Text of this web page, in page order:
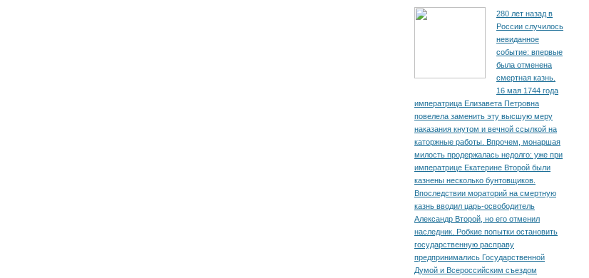
280 лет назад в
России случилось
невиданное
событие: впервые
была отменена
смертная казнь.
16 мая 1744 года
императрица Елизавета Петровна
повелела заменить эту высшую меру
наказания кнутом и вечной ссылкой на
каторжные работы. Впрочем, монаршая
милость продержалась недолго: уже при
императрице Екатерине Второй были
казнены несколько бунтовщиков.
Впоследствии мораторий на смертную
казнь вводил царь-освободитель
Александр Второй, но его отменил
наследник. Робкие попытки остановить
государственную расправу
предпринимались Государственной
Думой и Всероссийским съездом